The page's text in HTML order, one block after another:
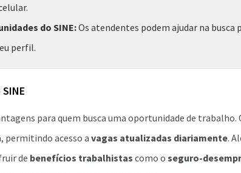
do SINE:Os atendentes podem ajudar na busca
perfil.
para quem busca uma oportunidade de trabalho.
permitindo acesso a vagas atualizadas diariamente.
de benefícios trabalhistas como o seguro-